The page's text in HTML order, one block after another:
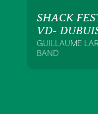
SHACK
VD-
GUILLAUME
BAND